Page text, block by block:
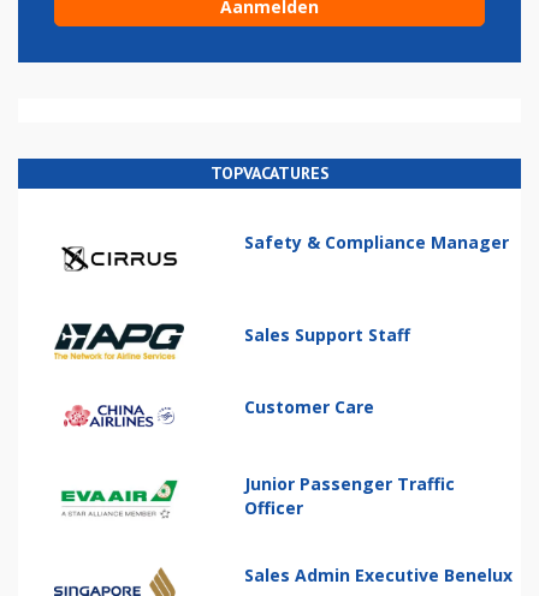
TOPVACATURES
Safety & Compliance Manager
Sales Support Staff
Customer Care
Junior Passenger Traffic
Officer
Sales Admin Executive Benelux